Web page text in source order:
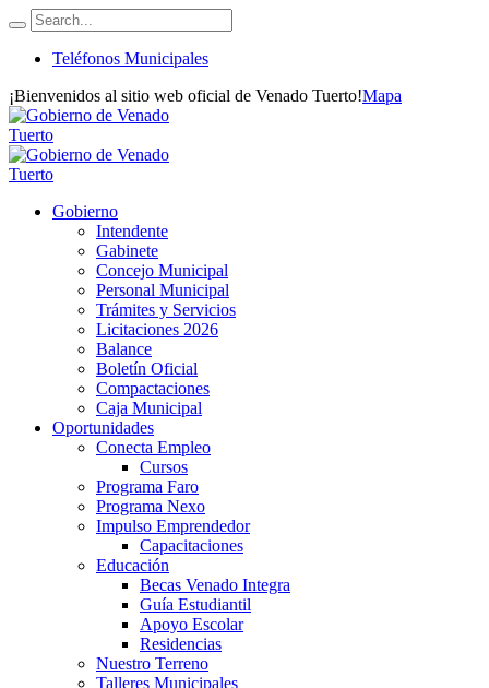
Teléfonos Municipales
¡Bienvenidos al sitio web oficial de Venado Tuerto!Mapa
Gobierno
Intendente
Gabinete
Concejo Municipal
Personal Municipal
Trámites y Servicios
Licitaciones 2026
Balance
Boletín Oficial
Compactaciones
Caja Municipal
Oportunidades
Conecta Empleo
Cursos
Programa Faro
Programa Nexo
Impulso Emprendedor
Capacitaciones
Educación
Becas Venado Integra
Guía Estudiantil
Apoyo Escolar
Residencias
Nuestro Terreno
Talleres Municipales